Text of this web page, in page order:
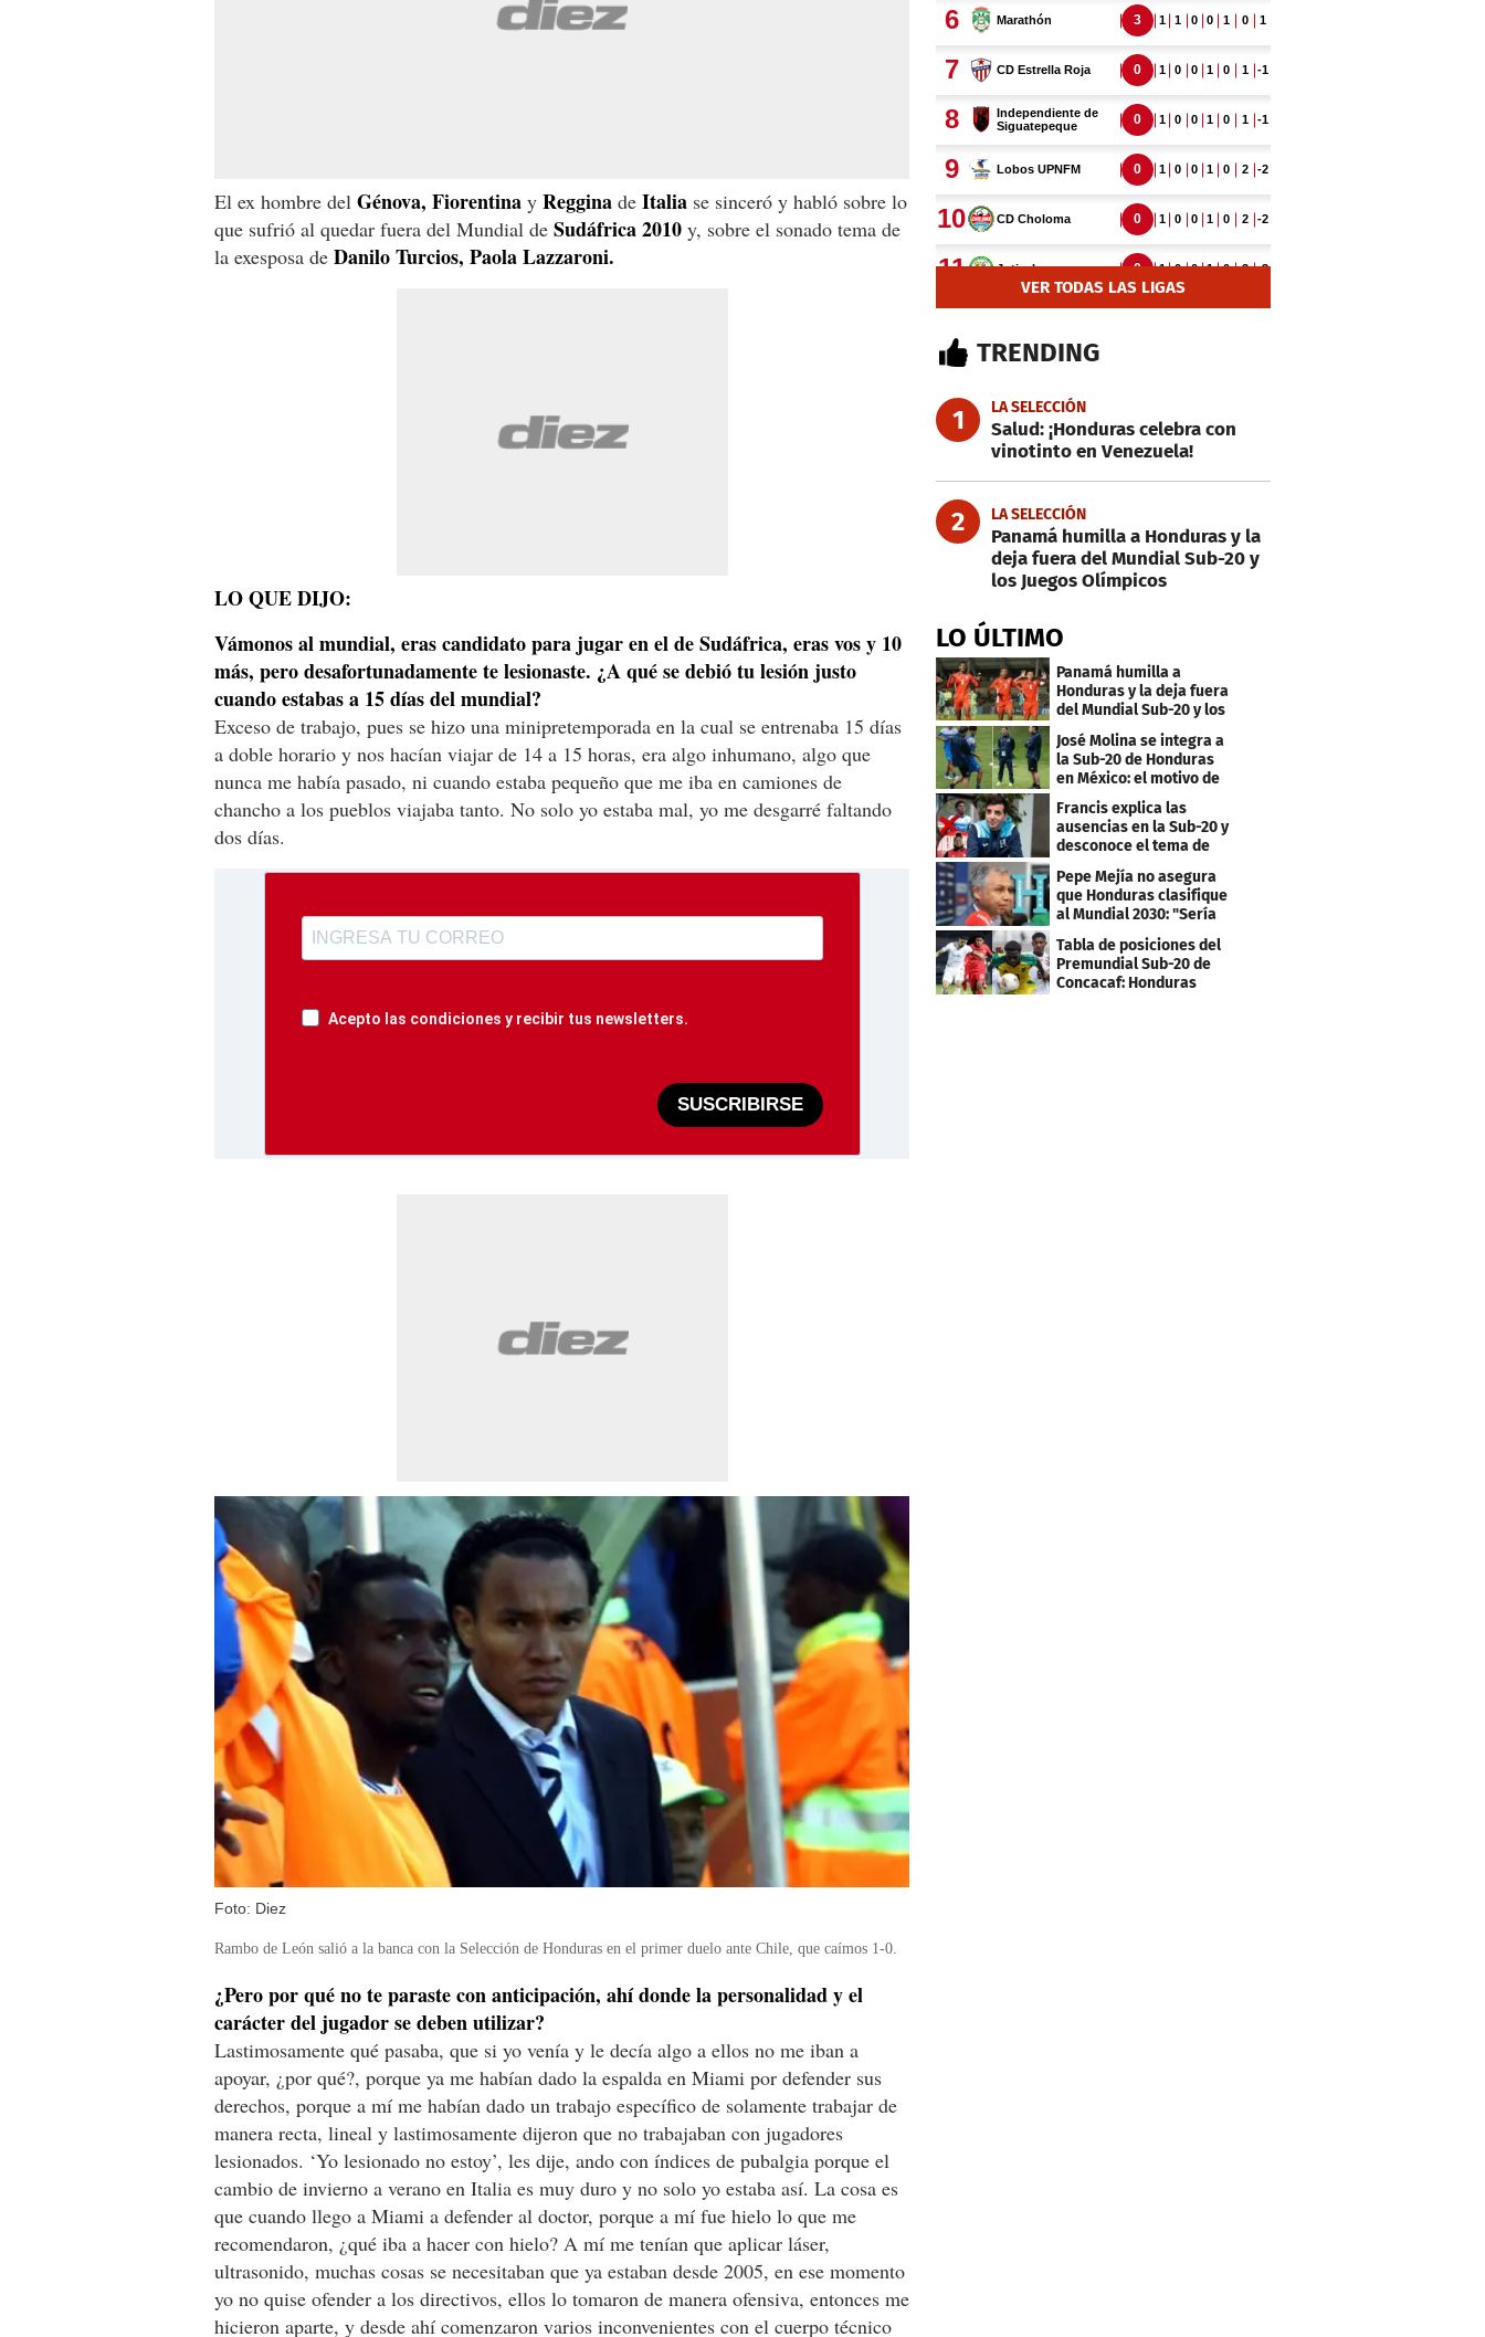
El ex hombre del Génova, Fiorentina y Reggina de Italia se sinceró y habló sobre lo
que sufrió al quedar fuera del Mundial de Sudáfrica 2010 y, sobre el sonado tema de
la exesposa de Danilo Turcios, Paola Lazzaroni.
LO QUE DIJO:
Vámonos al mundial, eras candidato para jugar en el de Sudáfrica, eras vos y 10
más, pero desafortunadamente te lesionaste. ¿A qué se debió tu lesión justo
cuando estabas a 15 días del mundial?
Exceso de trabajo, pues se hizo una minipretemporada en la cual se entrenaba 15 días
a doble horario y nos hacían viajar de 14 a 15 horas, era algo inhumano, algo que
nunca me había pasado, ni cuando estaba pequeño que me iba en camiones de
chancho a los pueblos viajaba tanto. No solo yo estaba mal, yo me desgarré faltando
dos días.
Acepto las condiciones y recibir tus newsletters.
SUSCRIBIRSE
Foto: Diez
Rambo de León salió a la banca con la Selección de Honduras en el primer duelo ante Chile, que caímos 1-0.
¿Pero por qué no te paraste con anticipación, ahí donde la personalidad y el
carácter del jugador se deben utilizar?
Lastimosamente qué pasaba, que si yo venía y le decía algo a ellos no me iban a
apoyar, ¿por qué?, porque ya me habían dado la espalda en Miami por defender sus
derechos, porque a mí me habían dado un trabajo específico de solamente trabajar de
manera recta, lineal y lastimosamente dijeron que no trabajaban con jugadores
lesionados. ‘Yo lesionado no estoy’, les dije, ando con índices de pubalgia porque el
cambio de invierno a verano en Italia es muy duro y no solo yo estaba así. La cosa es
que cuando llego a Miami a defender al doctor, porque a mí fue hielo lo que me
recomendaron, ¿qué iba a hacer con hielo? A mí me tenían que aplicar láser,
ultrasonido, muchas cosas se necesitaban que ya estaban desde 2005, en ese momento
yo no quise ofender a los directivos, ellos lo tomaron de manera ofensiva, entonces me
hicieron aparte, y desde ahí comenzaron varios inconvenientes con el cuerpo técnico
VER TODAS LAS LIGAS
TRENDING
1 LA SELECCIÓN
Salud: ¡Honduras celebra con
vinotinto en Venezuela!
2 LA SELECCIÓN
Panamá humilla a Honduras y la
deja fuera del Mundial Sub-20 y
los Juegos Olímpicos
LO ÚLTIMO
Panamá humilla a
Honduras y la deja fuera
del Mundial Sub-20 y los
Juegos Olímpicos
José Molina se integra a
la Sub-20 de Honduras
en México: el motivo de
su viaje
Francis explica las
ausencias en la Sub-20 y
desconoce el tema de
los tiktokers
Pepe Mejía no asegura
que Honduras clasifique
al Mundial 2030: "Sería
mentir"
Tabla de posiciones del
Premundial Sub-20 de
Concacaf: Honduras